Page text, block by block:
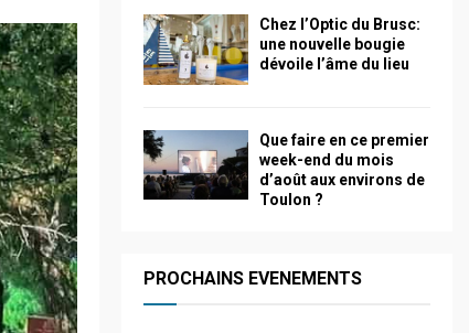
Chez l’Optic du Brusc:
une nouvelle bougie
dévoile l’âme du lieu
Que faire en ce premier
week-end du mois
d’août aux environs de
Toulon ?
PROCHAINS EVENEMENTS